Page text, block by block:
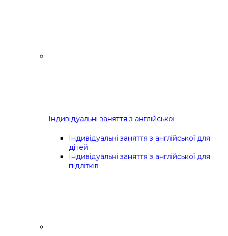
Індивідуальні заняття з англійської
Індивідуальні заняття з англійської для
дітей
Індивідуальні заняття з англійської для
підлітків